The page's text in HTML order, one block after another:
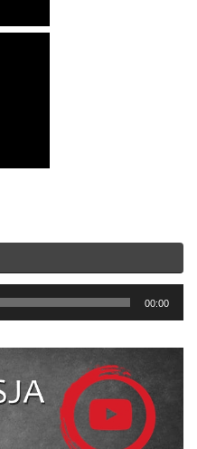
00:00